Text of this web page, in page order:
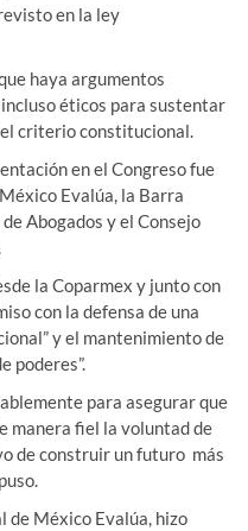
en la ley
haya argumentos
éticos para sustentar
criterio constitucional.
en el Congreso fue
Evalúa, la Barra
Abogados y el Consejo
la Coparmex y junto con
con la defensa de una
y el mantenimiento de
poderes”.
para asegurar que
manera fiel la voluntad de
de construir un futuro más
de México Evalúa, hizo